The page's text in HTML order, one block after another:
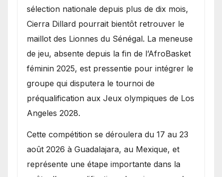
sélection nationale depuis plus de dix mois,
Cierra Dillard pourrait bientôt retrouver le
maillot des Lionnes du Sénégal. La meneuse
de jeu, absente depuis la fin de l’AfroBasket
féminin 2025, est pressentie pour intégrer le
groupe qui disputera le tournoi de
préqualification aux Jeux olympiques de Los
Angeles 2028.
Cette compétition se déroulera du 17 au 23
août 2026 à Guadalajara, au Mexique, et
représente une étape importante dans la